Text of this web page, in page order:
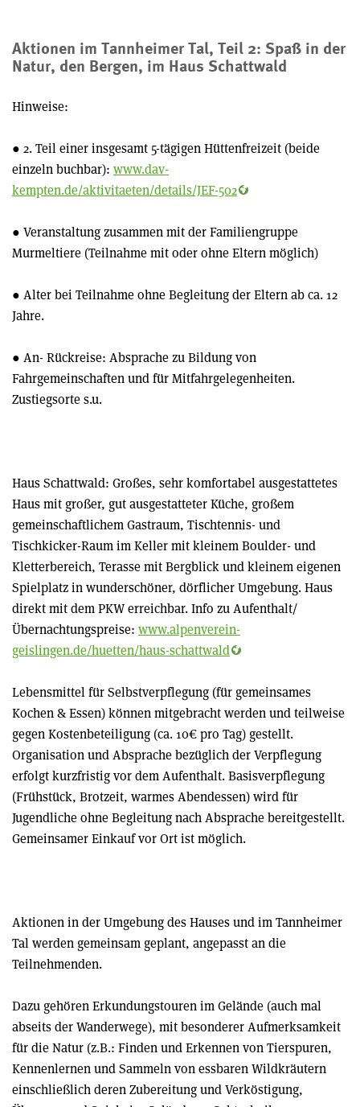
Aktionen im Tannheimer Tal, Teil 2: Spaß in der
Natur, den Bergen, im Haus Schattwald
Hinweise:
● 2. Teil einer insgesamt 5-tägigen Hüttenfreizeit (beide
einzeln buchbar): www.dav-
kempten.de/aktivitaeten/details/JEF-502
● Veranstaltung zusammen mit der Familiengruppe
Murmeltiere (Teilnahme mit oder ohne Eltern möglich)
● Alter bei Teilnahme ohne Begleitung der Eltern ab ca. 12
Jahre.
● An- Rückreise: Absprache zu Bildung von
Fahrgemeinschaften und für Mitfahrgelegenheiten.
Zustiegsorte s.u.
Haus Schattwald: Großes, sehr komfortabel ausgestattetes
Haus mit großer, gut ausgestatteter Küche, großem
gemeinschaftlichem Gastraum, Tischtennis- und
Tischkicker-Raum im Keller mit kleinem Boulder- und
Kletterbereich, Terasse mit Bergblick und kleinem eigenen
Spielplatz in wunderschöner, dörflicher Umgebung. Haus
direkt mit dem PKW erreichbar. Info zu Aufenthalt/
Übernachtungspreise: www.alpenverein-
geislingen.de/huetten/haus-schattwald
Lebensmittel für Selbstverpflegung (für gemeinsames
Kochen & Essen) können mitgebracht werden und teilweise
gegen Kostenbeteiligung (ca. 10€ pro Tag) gestellt.
Organisation und Absprache bezüglich der Verpflegung
erfolgt kurzfristig vor dem Aufenthalt. Basisverpflegung
(Frühstück, Brotzeit, warmes Abendessen) wird für
Jugendliche ohne Begleitung nach Absprache bereitgestellt.
Gemeinsamer Einkauf vor Ort ist möglich.
Aktionen in der Umgebung des Hauses und im Tannheimer
Tal werden gemeinsam geplant, angepasst an die
Teilnehmenden.
Dazu gehören Erkundungstouren im Gelände (auch mal
abseits der Wanderwege), mit besonderer Aufmerksamkeit
für die Natur (z.B.: Finden und Erkennen von Tierspuren,
Kennenlernen und Sammeln von essbaren Wildkräutern
einschließlich deren Zubereitung und Verköstigung,